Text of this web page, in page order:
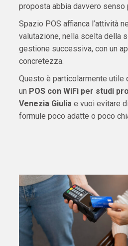
proposta abbia davvero senso
Spazio POS affianca l’attività
valutazione, nella scelta della
gestione successiva, con un
concretezza.
Questo è particolarmente utile
un POS con WiFi per studi
Venezia Giuliae vuoi evitare
formule poco adatte o poco